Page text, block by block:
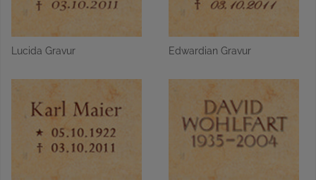
Lucida Gravur Edwardian Gravur